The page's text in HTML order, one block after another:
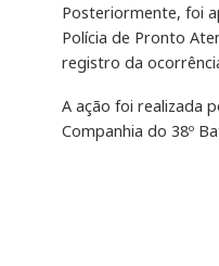
Posteriormente, foi
Polícia de Pronto
registro da
A ação foi realizada
Companhia do 38º